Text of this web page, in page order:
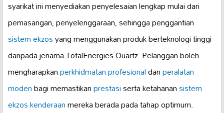
syarikat ini menyediakan penyelesaian lengkap mulai dari
pemasangan, penyelenggaraan, sehingga penggantian
sistem ekzosyang menggunakan produk berteknologi tinggi
daripada jenama TotalEnergies Quartz. Pelanggan boleh
mengharapkanperkhidmatan profesionaldanperalatan
modenbagi memastikanprestasiserta ketahanansistem
ekzos kenderaanmereka berada pada tahap optimum.